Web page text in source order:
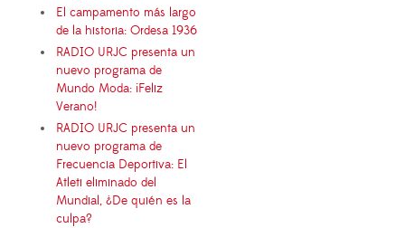
El campamento más largo
de la historia: Ordesa 1936
RADIO URJC presenta un
nuevo programa de
Mundo Moda: ¡Feliz
Verano!
RADIO URJC presenta un
nuevo programa de
Frecuencia Deportiva: El
Atleti eliminado del
Mundial, ¿De quién es la
culpa?